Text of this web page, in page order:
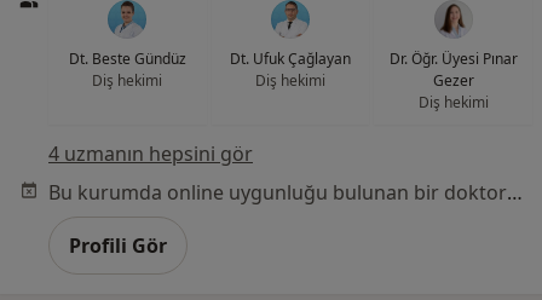
Dt. Beste Gündüz
Diş hekimi
Dt. Ufuk Çağlayan
Diş hekimi
Dr. Öğr. Üyesi Pınar
Gezer
Diş hekimi
4 uzmanın hepsini gör
Bu kurumda online uygunluğu bulunan bir doktor veya uzman bulunamadı
Profili Gör